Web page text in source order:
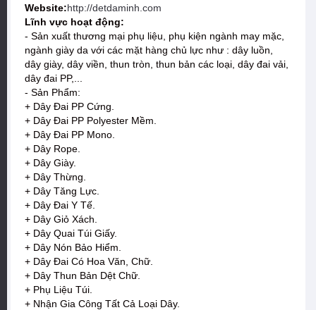
Website:http://detdaminh.com
Lĩnh vực hoạt động:
- Sản xuất thương mại phụ liệu, phụ kiện ngành may mặc,
ngành giày da với các mặt hàng chủ lực như : dây luồn,
dây giày, dây viền, thun tròn, thun bản các loại, dây đai vải,
dây đai PP,...
- Sản Phẩm:
+ Dây Đai PP Cứng.
+ Dây Đai PP Polyester Mềm.
+ Dây Đai PP Mono.
+ Dây Rope.
+ Dây Giày.
+ Dây Thừng.
+ Dây Tăng Lực.
+ Dây Đai Y Tế.
+ Dây Giỏ Xách.
+ Dây Quai Túi Giấy.
+ Dây Nón Bảo Hiểm.
+ Dây Đai Có Hoa Văn, Chữ.
+ Dây Thun Bản Dệt Chữ.
+ Phụ Liệu Túi.
+ Nhận Gia Công Tất Cả Loại Dây.